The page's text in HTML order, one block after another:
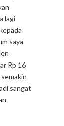
lagi
saya
Rp 16
sangat